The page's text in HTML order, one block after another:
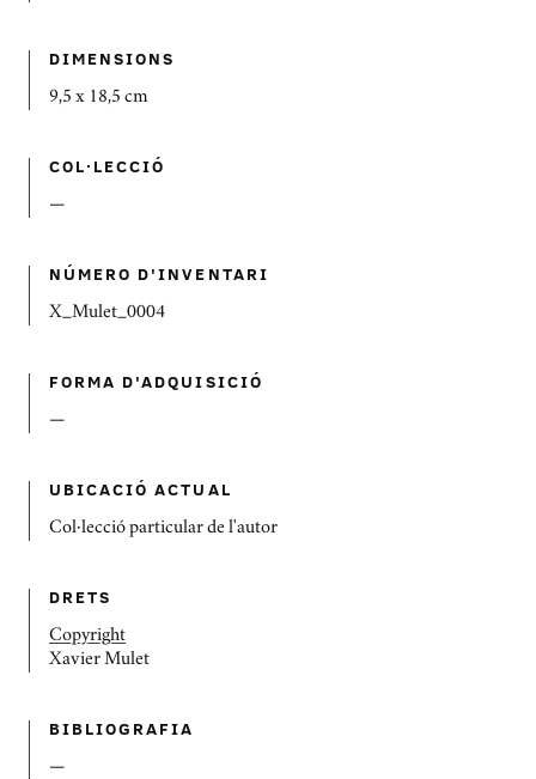
DIMENSIONS
9,5 x 18,5 cm
COL·LECCIÓ
—
NÚMERO D'INVENTARI
X_Mulet_0004
FORMA D'ADQUISICIÓ
—
UBICACIÓ ACTUAL
Col·lecció particular de l'autor
DRETS
Copyright
Xavier Mulet
BIBLIOGRAFIA
—